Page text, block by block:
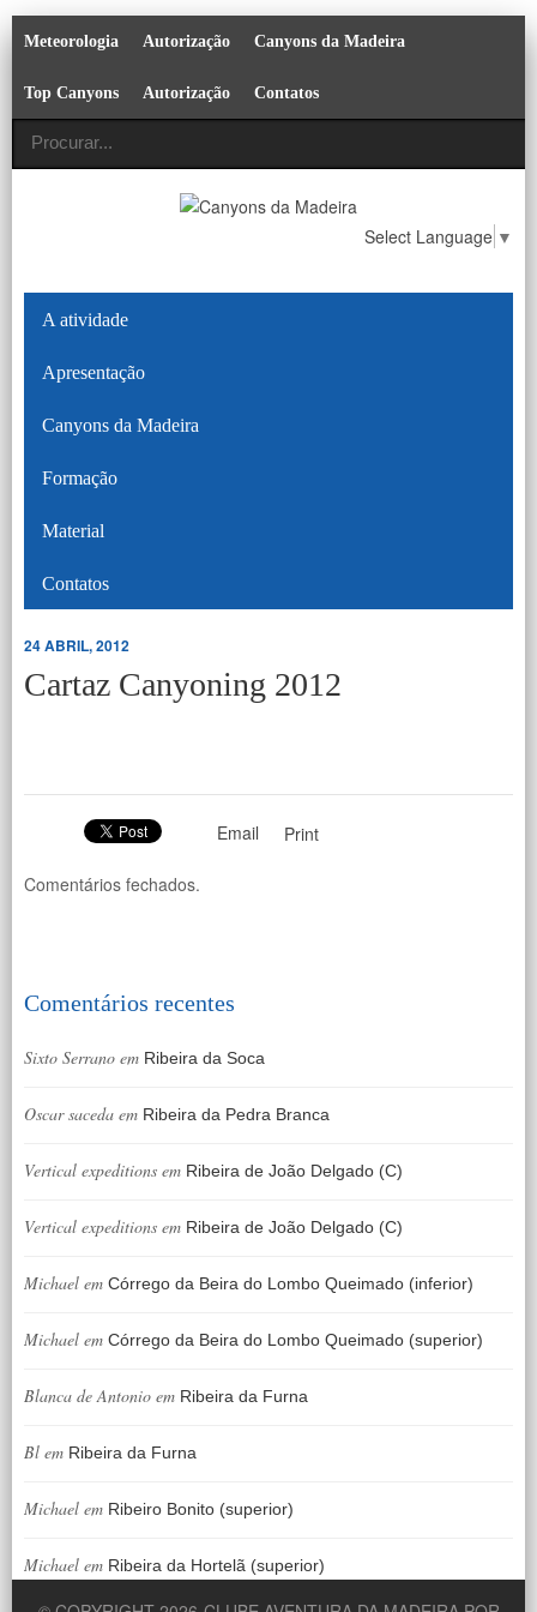
Meteorologia Autorização Canyons da Madeira
Top Canyons Autorização Contatos
Select Language ▼
A atividade
Apresentação
Canyons da Madeira
Formação
Material
Contatos
24 ABRIL, 2012
Cartaz Canyoning 2012
Email Print
Comentários fechados.
Comentários recentes
Sixto Serrano em Ribeira da Soca
Oscar saceda em Ribeira da Pedra Branca
Vertical expeditions em Ribeira de João Delgado (C)
Vertical expeditions em Ribeira de João Delgado (C)
Michael em Córrego da Beira do Lombo Queimado (inferior)
Michael em Córrego da Beira do Lombo Queimado (superior)
Blanca de Antonio em Ribeira da Furna
Bl em Ribeira da Furna
Michael em Ribeiro Bonito (superior)
Michael em Ribeira da Hortelã (superior)